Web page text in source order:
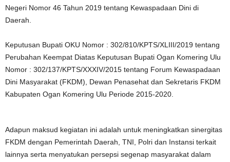
Negeri Nomor 46 Tahun 2019 tentang Kewaspadaan Dini di
Daerah.
Keputusan Bupati OKU Nomor : 302/810/KPTS/XLIII/2019 tentang
Perubahan Keempat Diatas Keputusan Bupati Ogan Komering Ulu
Nomor : 302/137/KPTS/XXXIV/2015 tentang Forum Kewaspadaan
Dini Masyarakat (FKDM), Dewan Penasehat dan Sekretaris FKDM
Kabupaten Ogan Komering Ulu Periode 2015-2020.
Adapun maksud kegiatan ini adalah untuk meningkatkan sinergitas
FKDM dengan Pemerintah Daerah, TNI, Polri dan Instansi terkait
lainnya serta menyatukan persepsi segenap masyarakat dalam